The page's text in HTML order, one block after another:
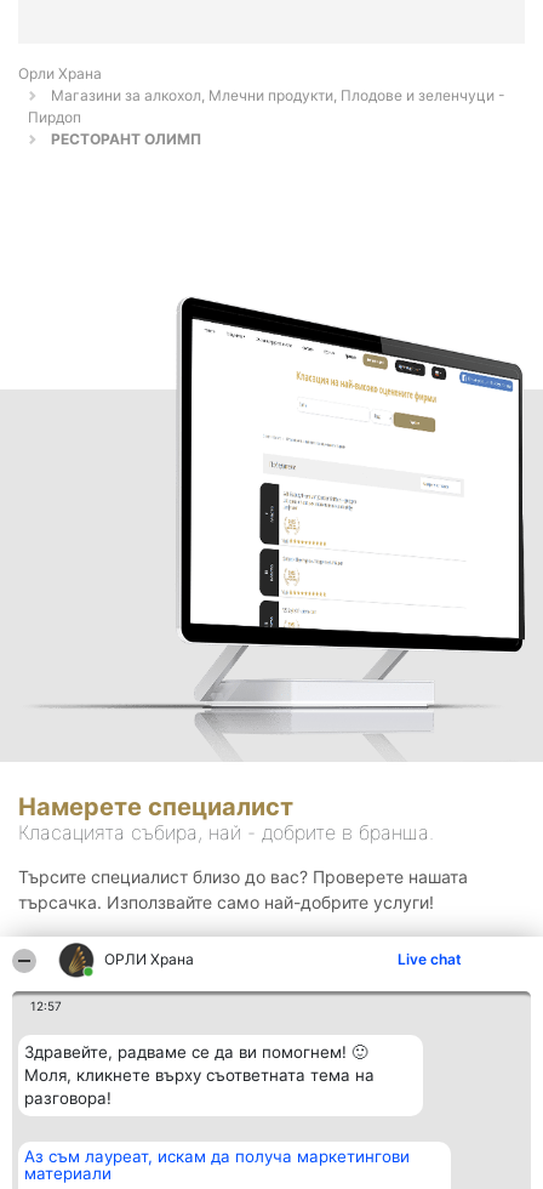
ОРЛИ Храна Live chat
12:57
Здравейте, радваме се да ви помогнем! 🙂
Моля, кликнете върху съответната тема на
разговора!
Аз съм лауреат, искам да получа маркетингови
материали
Орли Храна
Магазини за алкохол, Млечни продукти, Плодове и зеленчуци -
Пирдоп
РЕСТОРАНТ ОЛИМП
Намерете специалист
Класацията събира, най - добрите в бранша.
Търсите специалист близо до вас? Проверете нашата
търсачка. Използвайте само най-добрите услуги!
Организатор на
класиране
Класация Контакти